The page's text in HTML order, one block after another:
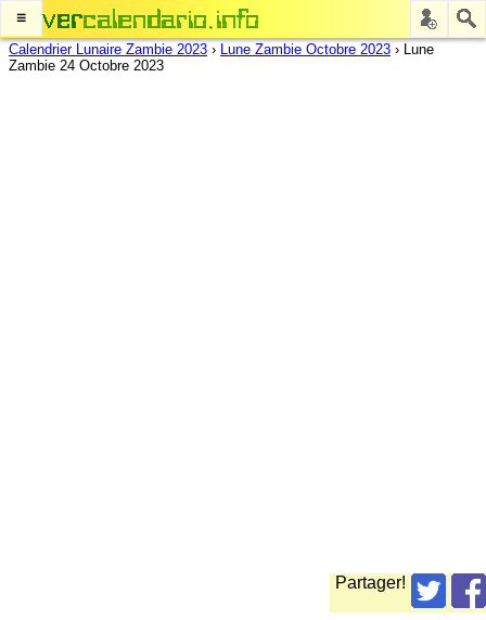
≡
Calendrier Lunaire Zambie 2023 › Lune Zambie Octobre 2023 › Lune
Zambie 24 Octobre 2023
Partager!